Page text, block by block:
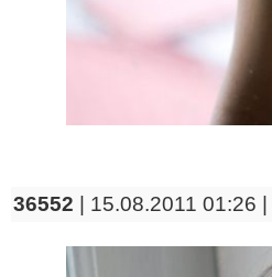
36552 | 15.08.2011 01:26 |